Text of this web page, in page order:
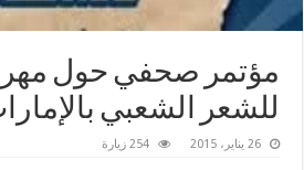
مؤتمر صحفي حول
للشعر الشعبي
26 يناير، 2015 254 زيارة